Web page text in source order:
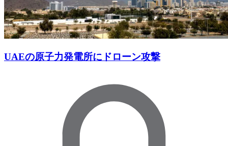
UAEの原子力発電所にドローン攻撃